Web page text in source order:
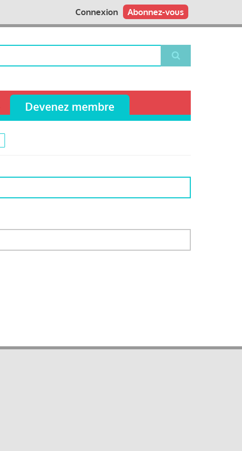
Abonnez-vous
Connexion
Devenez membre